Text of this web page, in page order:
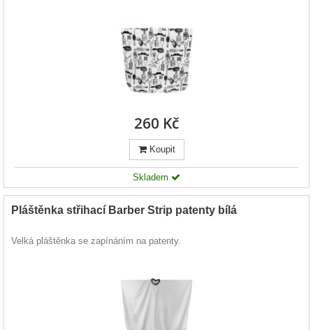
260 Kč
Koupit
Skladem
Pláštěnka střihací Barber Strip patenty bílá
Velká pláštěnka se zapínáním na patenty.